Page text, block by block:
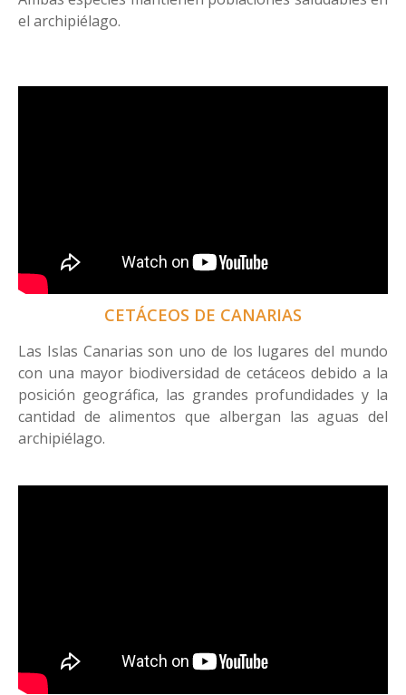
el archipiélago.
CETÁCEOS DE CANARIAS
Las Islas Canarias son uno de los lugares del mundo
con una mayor biodiversidad de cetáceos debido a la
posición geográfica, las grandes profundidades y la
cantidad de alimentos que albergan las aguas del
archipiélago.